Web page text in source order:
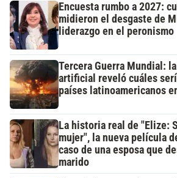
Encuesta rumbo a 2027:
midieron el desgaste de
liderazgo en el peronismo
Tercera Guerra Mundial:
artificial reveló cuáles
países latinoamericanos
La historia real de "Elize:
mujer", la nueva película
caso de una esposa que
marido